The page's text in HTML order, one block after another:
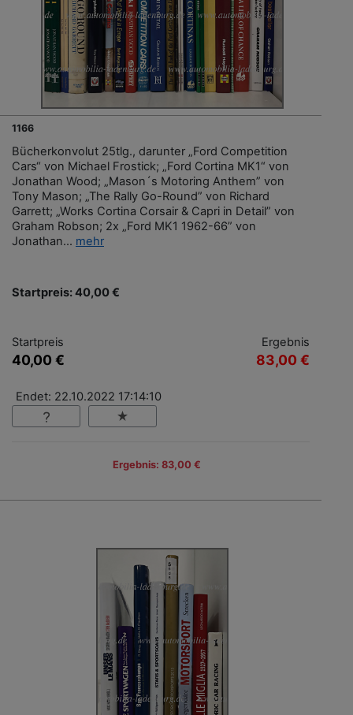
1166
Bücherkonvolut 25tlg., darunter „Ford Competition
Cars“ von Michael Frostick; „Ford Cortina MK1“ von
Jonathan Wood; „Mason´s Motoring Anthem” von
Tony Mason; „The Rally Go-Round” von Richard
Garrett; „Works Cortina Corsair & Capri in Detail” von
Graham Robson; 2x „Ford MK1 1962-66” von
Jonathan... mehr
Startpreis: 40,00 €
Startpreis
40,00 €
Ergebnis
83,00 €
Endet: 22.10.2022 17:14:10
Ergebnis: 83,00 €